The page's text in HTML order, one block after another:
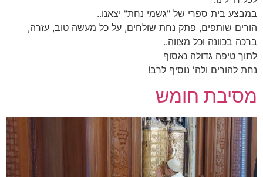
במבצע בית ספרי של "גשמי נחת" יצאנו..
הורים שותפים, פתק נחת שולחים, על כל מעשה טוב, עזרה,
ברכה בכוונה וכל מצווה..
לתוך טיפה גדולה נאסוף
נחת להורים ולה' נוסיף לרב!
מסיבת חומש